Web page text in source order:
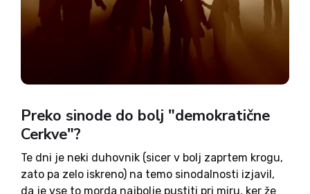
Preko sinode do bolj "demokratične
Cerkve"?
Te dni je neki duhovnik (sicer v bolj zaprtem krogu,
zato pa zelo iskreno) na temo sinodalnosti izjavil,
da je vse to morda najbolje pustiti pri miru, ker že